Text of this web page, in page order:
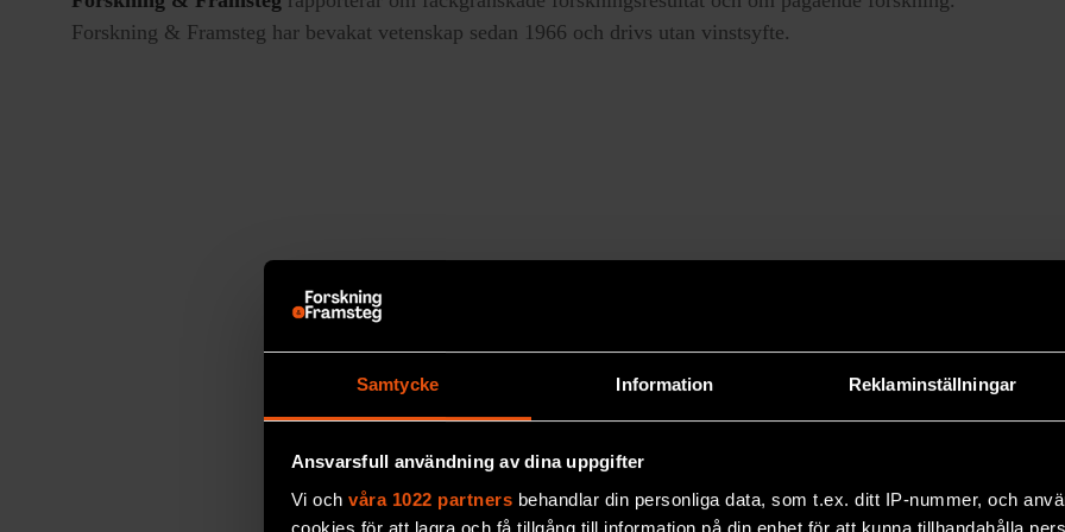
Samtycke Information Reklaminställningar
Ansvarsfull användning av dina uppgifter
Vi och våra 1022 partners behandlar din personliga data, som t.ex. ditt IP-nummer, och
cookies för att lagra och få tillgång till information på din enhet för att kunna tillhandahålla
Forskning & Framsteg har bevakat vetenskap sedan 1966 och drivs utan vinstsyfte.